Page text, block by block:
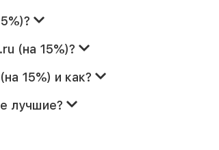
(на 15%)?
15%) и как?
лучшие?